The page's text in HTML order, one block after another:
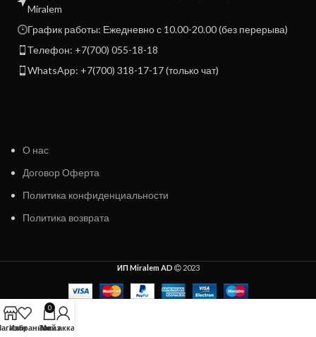
Miralem
График работы: Ежедневно с 10.00-20.00 (без перерыва)
Телефон: +7(700) 055-18-18
WhatsApp: +7(700) 318-17-17 (только чат)
О нас
Договор Оферта
Политика конфиденциальности
Политика возврата
ИП Miralem AD 2023
Избранное
0
Заказ
Мой аккаунт